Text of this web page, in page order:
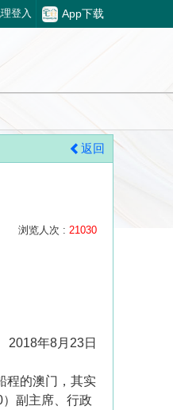
App下载
登入
返回
浏览人次 : 21030
2018年8月23日
程的澳门，其实
副主席、行政